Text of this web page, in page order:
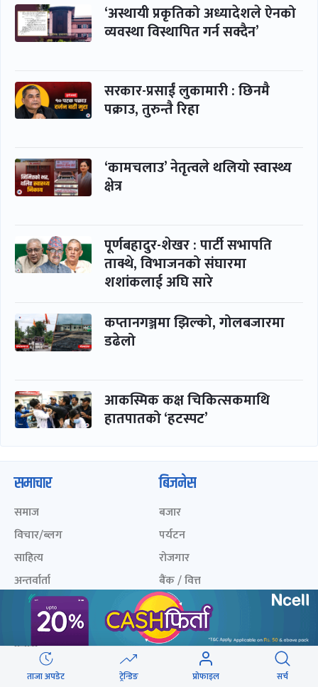
‘अस्थायी प्रकृतिको अध्यादेशले ऐनको
व्यवस्था विस्थापित गर्न सक्दैन’
सरकार-प्रसाईं लुकामारी : छिनमै
पक्राउ, तुरुन्तै रिहा
‘कामचलाउ’ नेतृत्वले थलियो स्वास्थ्य
क्षेत्र
पूर्णबहादुर-शेखर : पार्टी सभापति
ताक्थे, विभाजनको संघारमा
शशांकलाई अघि सारे
कप्तानगञ्जमा झिल्को, गोलबजारमा
डढेलो
आकस्मिक कक्ष चिकित्सकमाथि
हातपातको ‘हटस्पट’
ताजा अपडेट ट्रेन्डिङ प्रोफाइल सर्च
समाचार
समाज
विचार/ब्लग
साहित्य
अन्तर्वार्ता
खेलकुद़़
जीवनशैली/स्वास्थ्य
प्रवास
अन्तर्राष्ट्रिय
बिजनेस
बजार
पर्यटन
रोजगार
बैंक / वित्त
अटो
सूचना-प्रविधि